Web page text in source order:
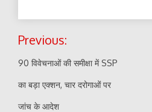
Post
navigation
Previous:
90 विवेचनाओं की समीक्षा में SSP
का बड़ा एक्शन, चार दरोगाओं पर
जांच के आदेश